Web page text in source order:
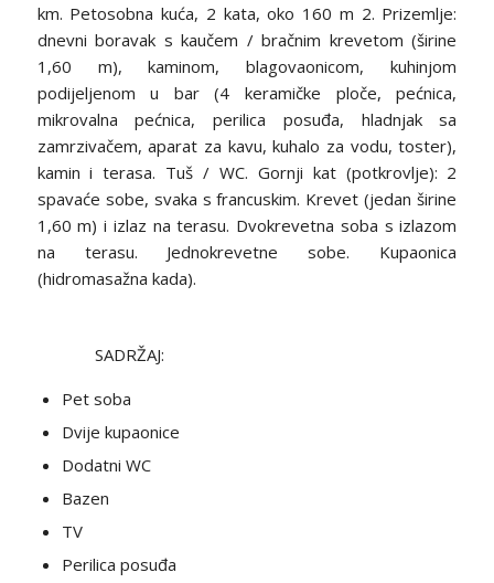
km. Petosobna kuća, 2 kata, oko 160 m 2. Prizemlje:
dnevni boravak s kaučem / bračnim krevetom (širine
1,60 m), kaminom, blagovaonicom, kuhinjom
podijeljenom u bar (4 keramičke ploče, pećnica,
mikrovalna pećnica, perilica posuđa, hladnjak sa
zamrzivačem, aparat za kavu, kuhalo za vodu, toster),
kamin i terasa. Tuš / WC. Gornji kat (potkrovlje): 2
spavaće sobe, svaka s francuskim. Krevet (jedan širine
1,60 m) i izlaz na terasu. Dvokrevetna soba s izlazom
na terasu. Jednokrevetne sobe. Kupaonica
(hidromasažna kada).
SADRŽAJ:
Pet soba
Dvije kupaonice
Dodatni WC
Bazen
TV
Perilica posuđa